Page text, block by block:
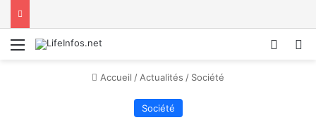
Menu
Accueil / Actualités / Société
Société